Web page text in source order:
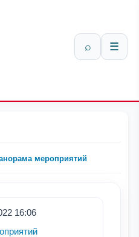
⌕ ☰
мероприятий
16:06